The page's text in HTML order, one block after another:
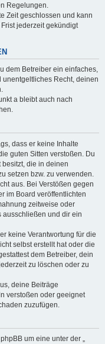
Regelungen.
Zeit geschlossen und kann
jederzeit gekündigt
dem Betreiber ein einfaches,
Recht, deinen
a bleibt auch nach
dass er keine Inhalte
guten Sitten verstoßen. Du
die in deinen
setzen bzw. zu verwenden.
aus. Bei Verstößen gegen
im Board veröffentlichten
zeitweise oder
ausschließen und dir ein
keine Verantwortung für die
selbst erstellt hat oder die
dem Betreiber, dein
zu löschen oder zu
deine Beiträge
verstoßen oder geeignet
zuzufügen.
um eine unter der „